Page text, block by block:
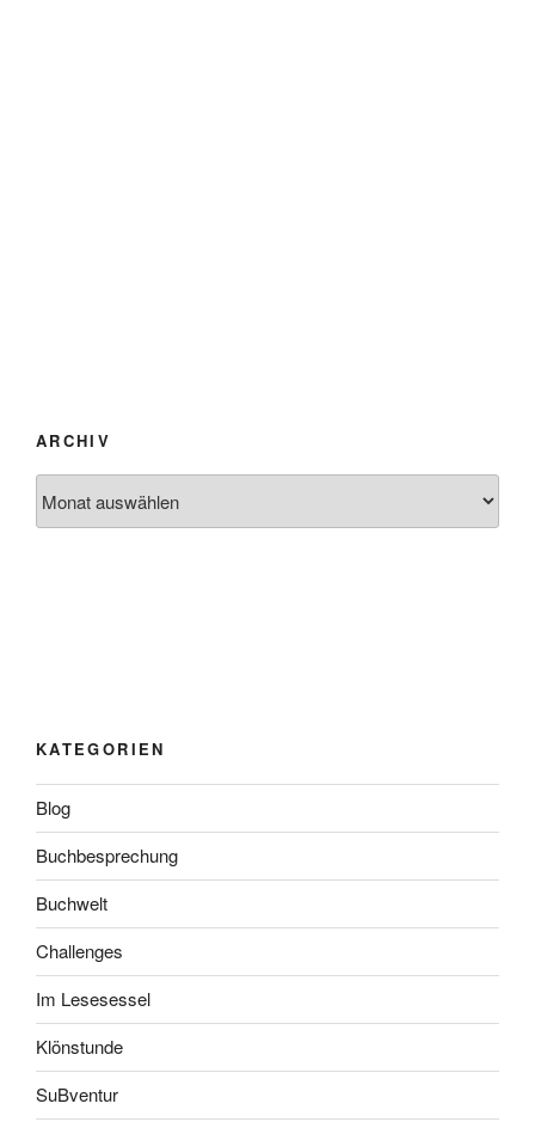
ARCHIV
KATEGORIEN
Blog
Buchbesprechung
Buchwelt
Challenges
Im Lesesessel
Klönstunde
SuBventur